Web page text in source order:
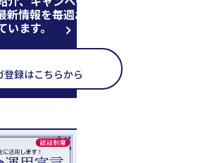
新情報を毎週お届けし
います。
登録はこちらから